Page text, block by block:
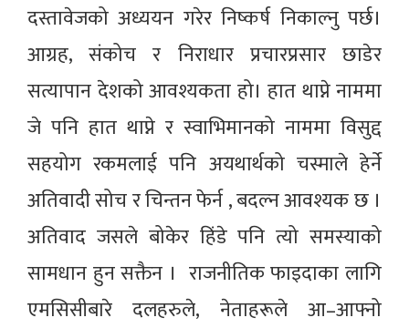
दस्तावेजको अध्ययन गरेर निष्कर्ष निकाल्नु पर्छ।
आग्रह, संकोच र निराधार प्रचारप्रसार छाडेर
सत्यापान देशको आवश्यकता हो। हात थाप्ने नाममा
जे पनि हात थाप्ने र स्वाभिमानको नाममा विसुद्द
सहयोग रकमलाई पनि अयथार्थको चस्माले हेर्ने
अतिवादी सोच र चिन्तन फेर्न , बदल्न आवश्यक छ ।
अतिवाद जसले बोकेर हिंडे पनि त्यो समस्याको
सामधान हुन सक्तैन । राजनीतिक फाइदाका लागि
एमसिसीबारे दलहरुले, नेताहरूले आ–आफ्नो